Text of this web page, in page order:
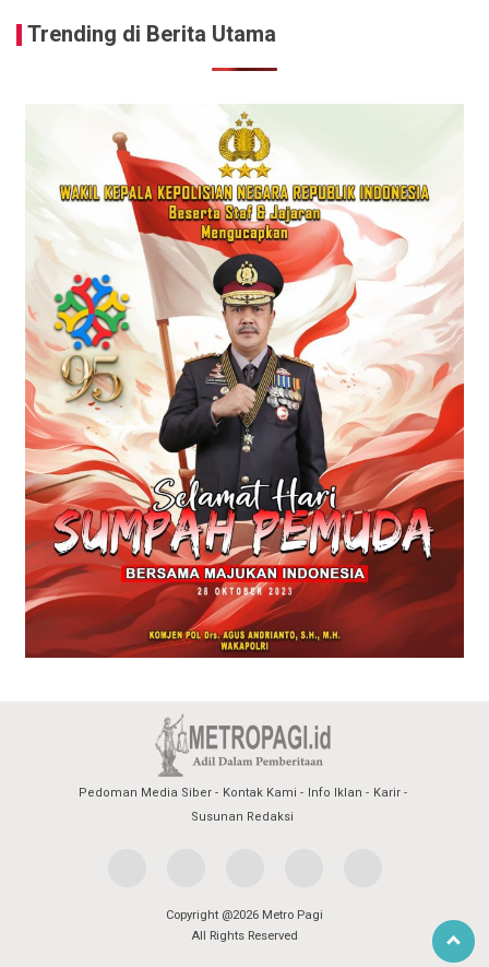
Trending di Berita Utama
Pedoman Media Siber Kontak Kami Info Iklan
Karir
Susunan Redaksi
Copyright @2026 Metro Pagi
All Rights Reserved